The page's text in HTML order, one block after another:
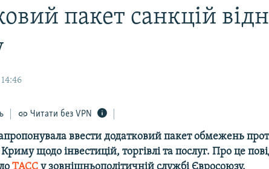
пакет санкцій
Читати без VPN
ввести додатковий пакет обмежень
щодо інвестицій, торгівлі та послуг. Про це